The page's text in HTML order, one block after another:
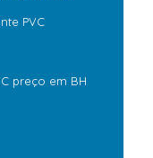
PVC
preço em BH